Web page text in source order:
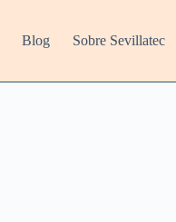
Blog Sobre Sevillatec